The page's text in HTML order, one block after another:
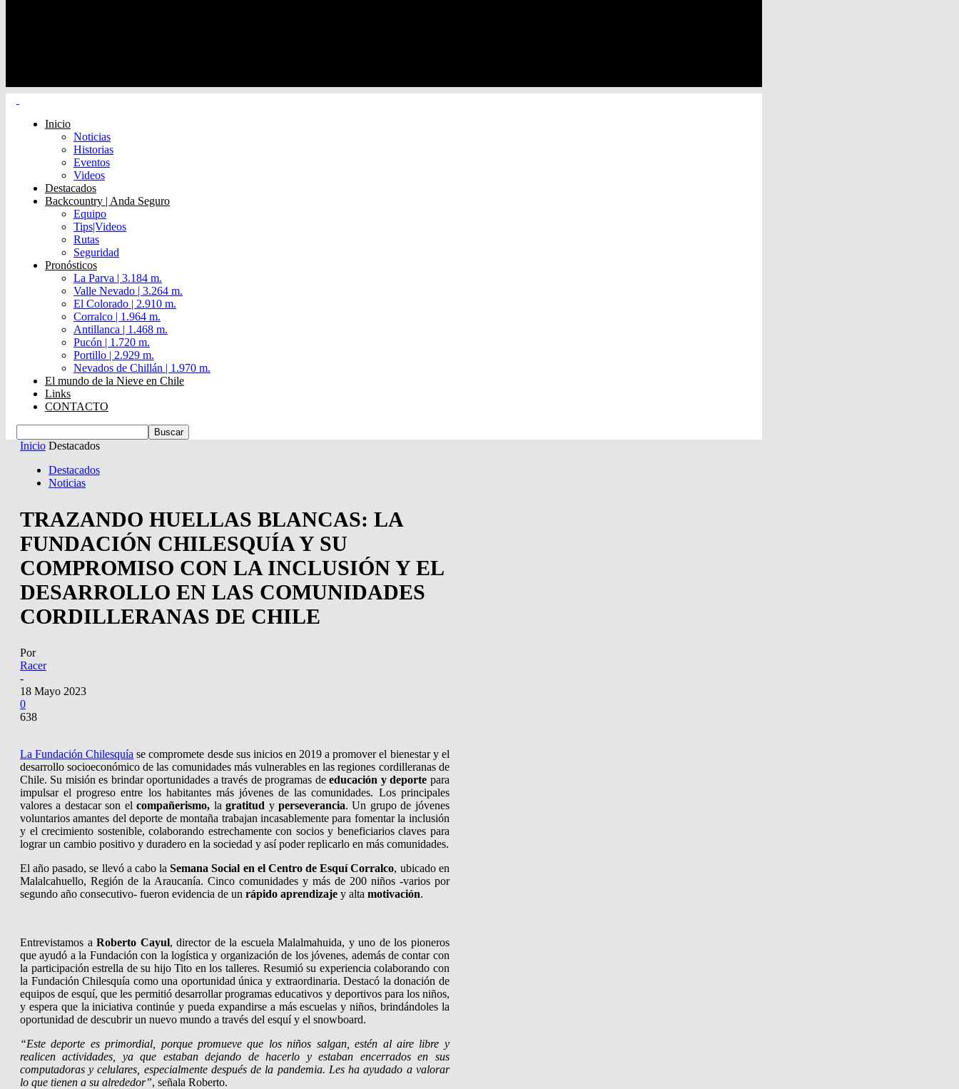
Inicio
Noticias
Historias
Eventos
Videos
Destacados
Backcountry | Anda Seguro
Equipo
Tips|Videos
Rutas
Seguridad
Pronósticos
La Parva | 3.184 m.
Valle Nevado | 3.264 m.
El Colorado | 2.910 m.
Corralco | 1.964 m.
Antillanca | 1.468 m.
Pucón | 1.720 m.
Portillo | 2.929 m.
Nevados de Chillán | 1.970 m.
El mundo de la Nieve en Chile
Links
CONTACTO
Inicio Destacados
Destacados
Noticias
TRAZANDO HUELLAS BLANCAS: LA
FUNDACIÓN CHILESQUÍA Y SU
COMPROMISO CON LA INCLUSIÓN Y EL
DESARROLLO EN LAS COMUNIDADES
CORDILLERANAS DE CHILE
Por
Racer
-
18 Mayo 2023
0
638
La Fundación Chilesquía se compromete desde sus inicios en 2019 a promover el bienestar y el
desarrollo socioeconómico de las comunidades más vulnerables en las regiones cordilleranas de
Chile. Su misión es brindar oportunidades a través de programas deeducación y deporte para
impulsar el progreso entre los habitantes más jóvenes de las comunidades. Los principales
valores a destacar son elcompañerismo, lagratitud yperseverancia. Un grupo de jóvenes
voluntarios amantes del deporte de montaña trabajan incasablemente para fomentar la inclusión
y el crecimiento sostenible, colaborando estrechamente con socios y beneficiarios claves para
lograr un cambio positivo y duradero en la sociedad y así poder replicarlo en más comunidades.
El año pasado, se llevó a cabo laSemana Social en el Centro de Esquí Corralco, ubicado en
Malalcahuello, Región de la Araucanía. Cinco comunidades y más de 200 niños -varios por
segundo año consecutivo- fueron evidencia de un rápido aprendizaje y alta motivación.
Entrevistamos aRoberto Cayul, director de la escuela Malalmahuida, y uno de los pioneros
que ayudó a la Fundación con la logística y organización de los jóvenes, además de contar con
la participación estrella de su hijo Tito en los talleres. Resumió su experiencia colaborando con
la Fundación Chilesquía como una oportunidad única y extraordinaria. Destacó la donación de
equipos de esquí, que les permitió desarrollar programas educativos y deportivos para los niños,
y espera que la iniciativa continúe y pueda expandirse a más escuelas y niños, brindándoles la
oportunidad de descubrir un nuevo mundo a través del esquí y el snowboard.
“Este deporte es primordial, porque promueve que los niños salgan, estén al aire libre y
realicen actividades, ya que estaban dejando de hacerlo y estaban encerrados en sus
computadoras y celulares, especialmente después de la pandemia. Les ha ayudado a valorar
lo que tienen a su alrededor”, señala Roberto.